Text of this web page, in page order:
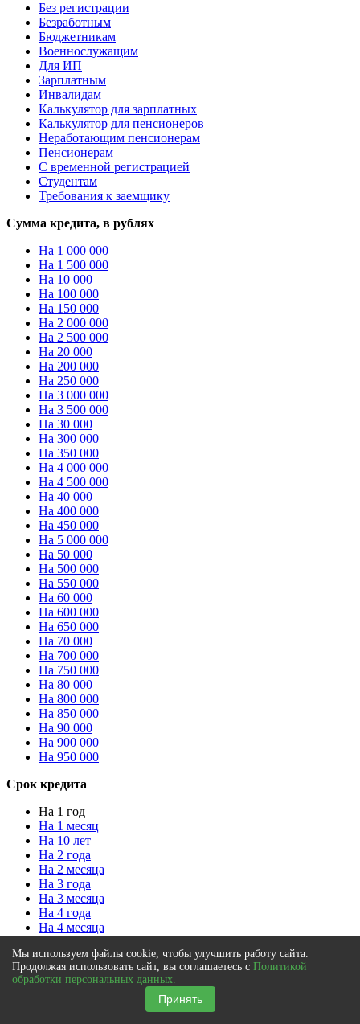
Без регистрации
Безработным
Бюджетникам
Военнослужащим
Для ИП
Зарплатным
Инвалидам
Калькулятор для зарплатных
Калькулятор для пенсионеров
Неработающим пенсионерам
Пенсионерам
С временной регистрацией
Студентам
Требования к заемщику
Сумма кредита, в рублях
На 1 000 000
На 1 500 000
На 10 000
На 100 000
На 150 000
На 2 000 000
На 2 500 000
На 20 000
На 200 000
На 250 000
На 3 000 000
На 3 500 000
На 30 000
На 300 000
На 350 000
На 4 000 000
На 4 500 000
На 40 000
На 400 000
На 450 000
На 5 000 000
На 50 000
На 500 000
На 550 000
На 60 000
На 600 000
На 650 000
На 70 000
На 700 000
На 750 000
На 80 000
На 800 000
На 850 000
На 90 000
На 900 000
На 950 000
Срок кредита
На 1 год
На 1 месяц
На 10 лет
На 2 года
На 2 месяца
На 3 года
На 3 месяца
На 4 года
На 4 месяца
На 5 месяцев
На 6 лет
На 6 месяцев
Мы используем файлы cookie, чтобы улучшить работу сайта.
Продолжая использовать сайт, вы соглашаетесь с Политикой
обработки персональных данных.
Принять